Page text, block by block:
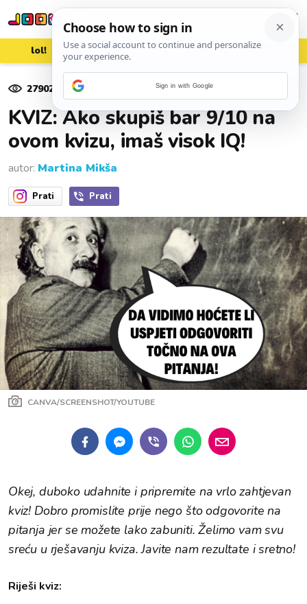
lol! aww vrh! woot?!
27902 pregleda
KVIZ: Ako skupiš bar 9/10 na
ovom kvizu, imaš visok IQ!
autor: Martina Mikša
Prati Prati
CANVA/SCREENSHOT/YOUTUBE
Okej, duboko udahnite i pripremite na vrlo zahtjevan
kviz! Dobro promislite prije nego što odgovorite na
pitanja jer se možete lako zabuniti. Želimo vam svu
sreću u rješavanju kviza. Javite nam rezultate i sretno!
Riješi kviz:
Sign in with Google